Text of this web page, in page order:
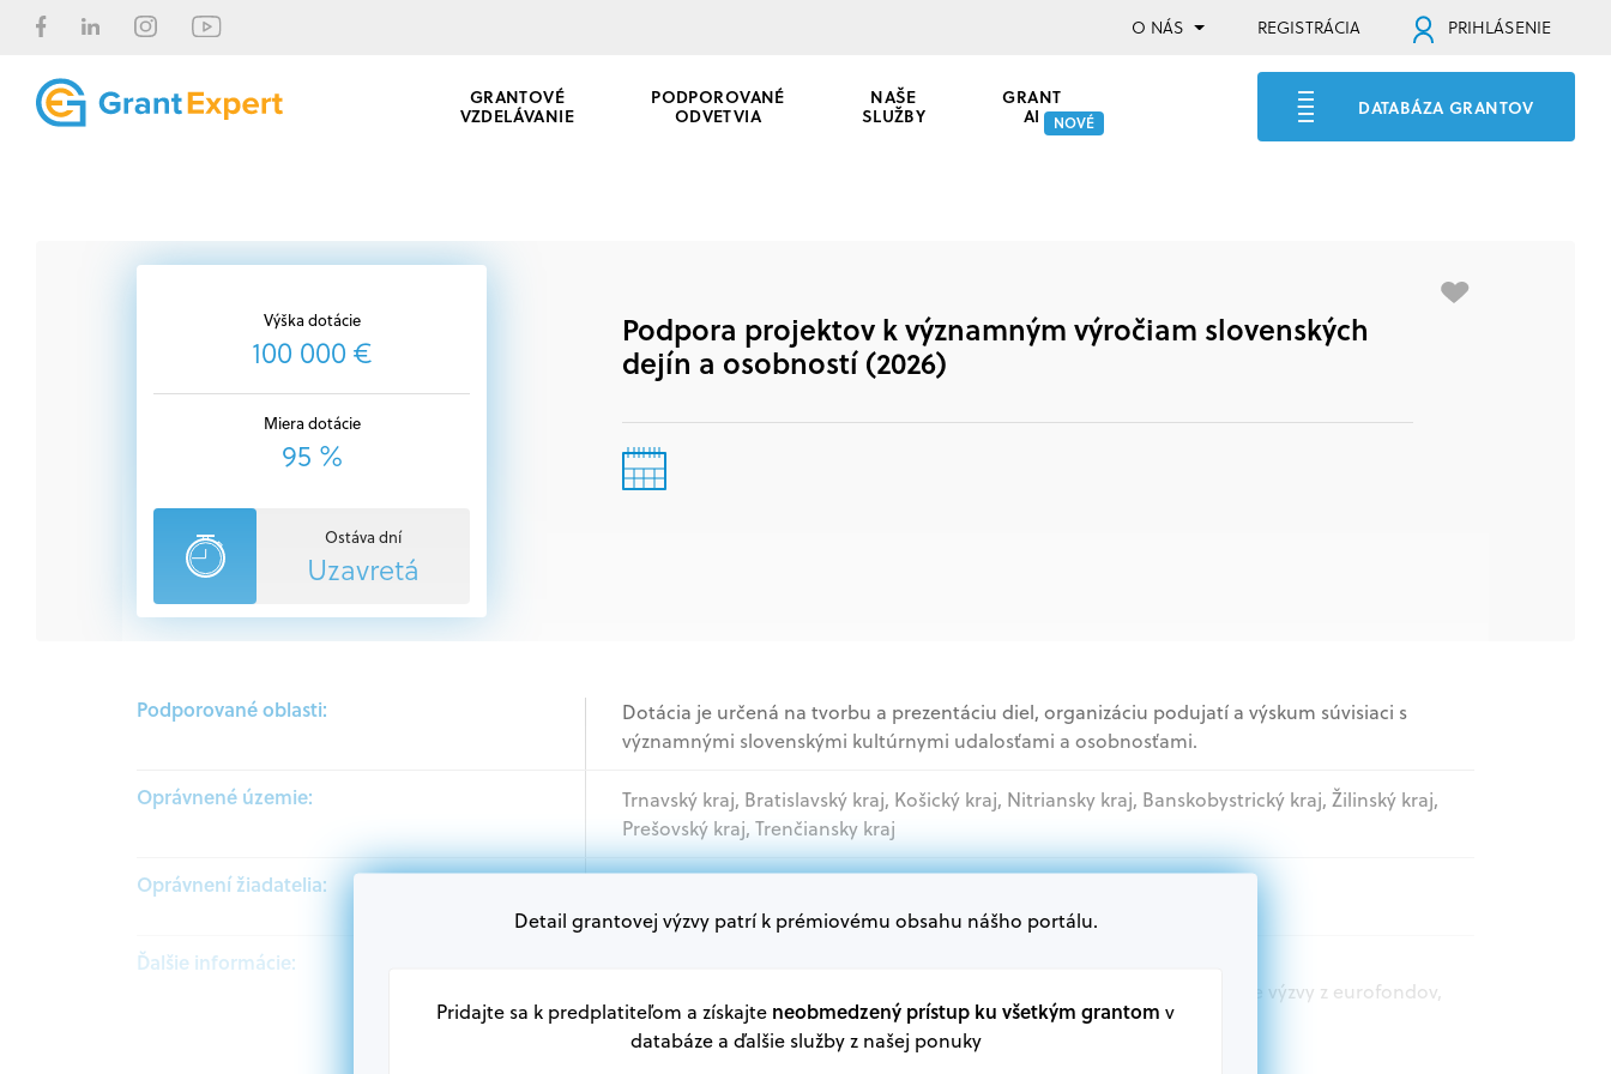
O NÁS REGISTRÁCIA PRIHLÁSENIE
GRANTOVÉ
VZDELÁVANIE
PODPOROVANÉ
ODVETVIA
NAŠE
SLUŽBY
GRANT
AI NOVÉ
DATABÁZA GRANTOV
Výška dotácie
100 000 €
Miera dotácie
95 %
Ostáva dní
Uzavretá
Podpora projektov k významným výročiam slovenských
dejín a osobností (2026)
Podporované oblasti:
Dotácia je určená na tvorbu a prezentáciu diel, organizáciu podujatí a výskum súvisiaci s
významnými slovenskými kultúrnymi udalosťami a osobnosťami.
Oprávnené územie:
Trnavský kraj, Bratislavský kraj, Košický kraj, Nitriansky kraj, Banskobystrický kraj, Žilinský kraj,
Prešovský kraj, Trenčiansky kraj
Oprávnení žiadatelia:
Podnikatelia, Jednotlivci, Samospráva, Mimovládne organizácie
Ďalšie informácie:
V databáze grantov a dotácií na portáli Grantexpert.sk nájdete aktuálne výzvy z eurofondov,
plánu obnovy a ďalších zdrojov.
Detail grantovej výzvy patrí k prémiovému obsahu nášho portálu.
Pridajte sa k predplatiteľom a získajte neobmedzený prístup ku všetkým grantom v
databáze a ďalšie služby z našej ponuky